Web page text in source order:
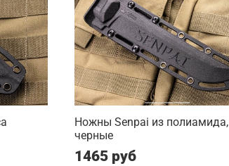
Ножны Senpai из полиамида,
черные
1465 руб